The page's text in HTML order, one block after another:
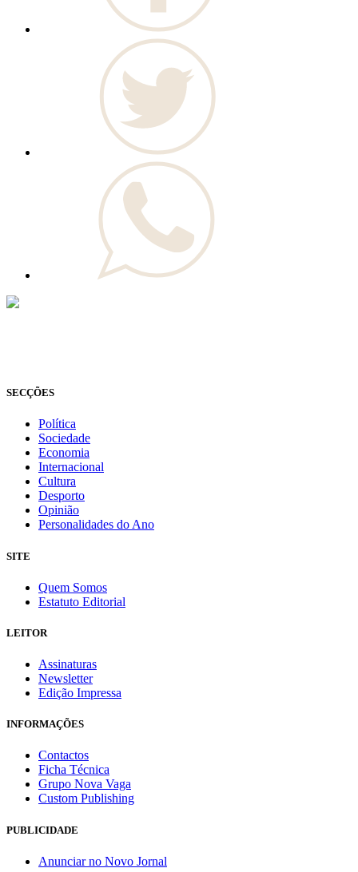
SECÇÕES
Política
Sociedade
Economia
Internacional
Cultura
Desporto
Opinião
Personalidades do Ano
SITE
Quem Somos
Estatuto Editorial
LEITOR
Assinaturas
Newsletter
Edição Impressa
INFORMAÇÕES
Contactos
Ficha Técnica
Grupo Nova Vaga
Custom Publishing
PUBLICIDADE
Anunciar no Novo Jornal